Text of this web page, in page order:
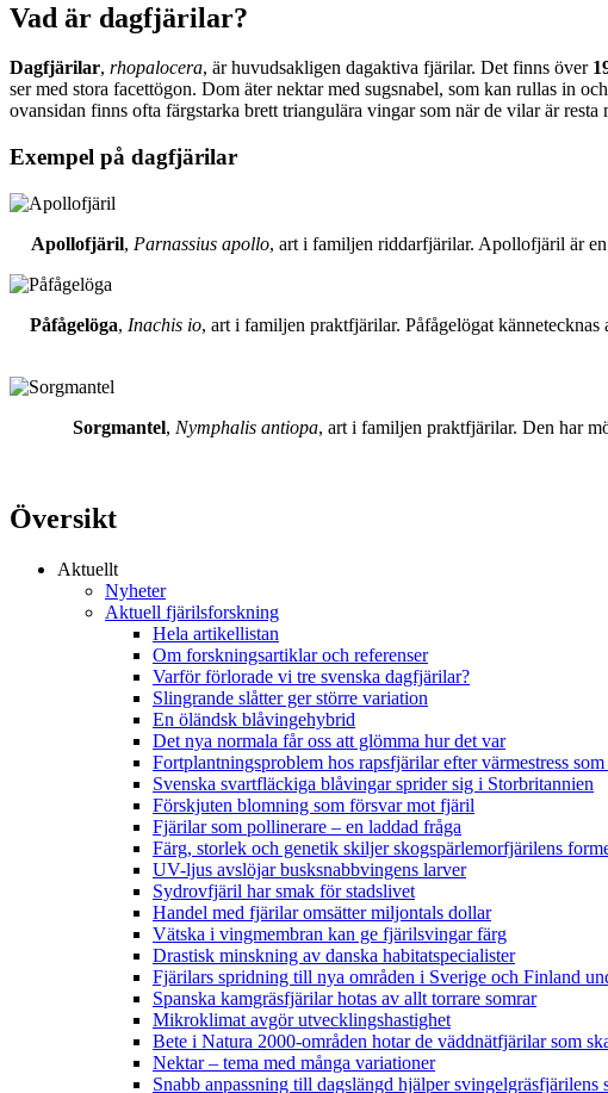
Vad är dagfjärilar?
Dagfjärilar, rhopalocera, är huvudsakligen dagaktiva fjärilar. Det finns över
ser med stora facettögon. Dom äter nektar med sugsnabel, som kan rullas in
ovansidan finns ofta färgstarka brett triangulära vingar som när de vilar är resta
Exempel på dagfjärilar
Apollofjäril, Parnassius apollo, art i familjen riddarfjärilar. Apollofjäril är
Påfågelöga, Inachis io, art i familjen praktfjärilar. Påfågelögat
Sorgmantel, Nymphalis antiopa, art i familjen praktfjärilar. Den har
Översikt
Aktuellt
Nyheter
Aktuell fjärilsforskning
Hela artikellistan
Om forskningsartiklar och referenser
Varför förlorade vi tre svenska dagfjärilar?
Slingrande slåtter ger större variation
En öländsk blåvingehybrid
Det nya normala får oss att glömma hur det var
Fortplantningsproblem hos rapsfjärilar efter värmestress
Svenska svartfläckiga blåvingar sprider sig i Storbritannien
Förskjuten blomning som försvar mot fjäril
Fjärilar som pollinerare – en laddad fråga
Färg, storlek och genetik skiljer skogspärlemorfjärilens
UV-ljus avslöjar busksnabbvingens larver
Sydrovfjäril har smak för stadslivet
Handel med fjärilar omsätter miljontals dollar
Vätska i vingmembran kan ge fjärilsvingar färg
Drastisk minskning av danska habitatspecialister
Fjärilars spridning till nya områden i Sverige och Finland
Spanska kamgräsfjärilar hotas av allt torrare somrar
Mikroklimat avgör utvecklingshastighet
Bete i Natura 2000-områden hotar de väddnätfjärilar som
Nektar – tema med många variationer
Snabb anpassning till dagslängd hjälper svingelgräsfjärilens